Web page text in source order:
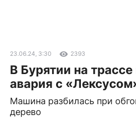
23.06.24, 3:30 2393
В Бурятии на
авария с
Машина разбилась при
дерево